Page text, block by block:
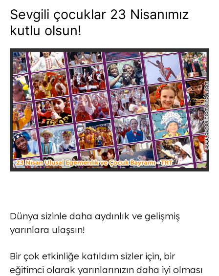
Sevgili çocuklar 23 Nisanımız
kutlu olsun!
Dünya sizinle daha aydınlık ve gelişmiş
yarınlara ulaşsın!
Bir çok etkinliğe katıldım sizler için, bir
eğitimci olarak yarınlarınızın daha iyi olması